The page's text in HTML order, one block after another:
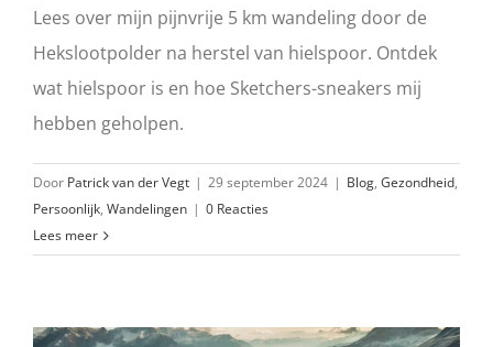
Lees over mijn pijnvrije 5 km wandeling door de
Hekslootpolder na herstel van hielspoor. Ontdek
wat hielspoor is en hoe Sketchers-sneakers mij
hebben geholpen.
Door Patrick van der Vegt | 29 september 2024 | Blog, Gezondheid,
Persoonlijk, Wandelingen | 0 Reacties
Lees meer